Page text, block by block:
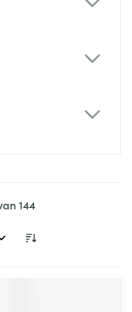
144